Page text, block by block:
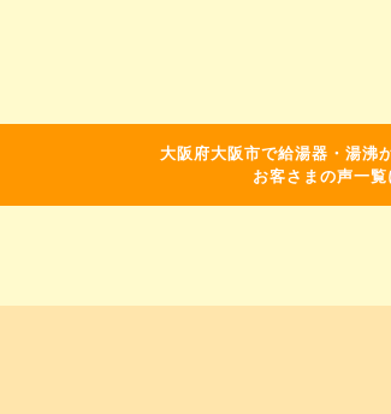
大阪府大阪市で給湯器・湯沸
お客さまの声一覧